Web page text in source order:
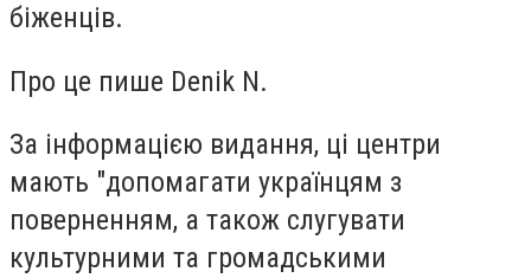
біженців.
Про це пише Denіk N.
За інформацією видання, ці центри
мають "допомагати українцям з
поверненням, а також слугувати
культурними та громадськими